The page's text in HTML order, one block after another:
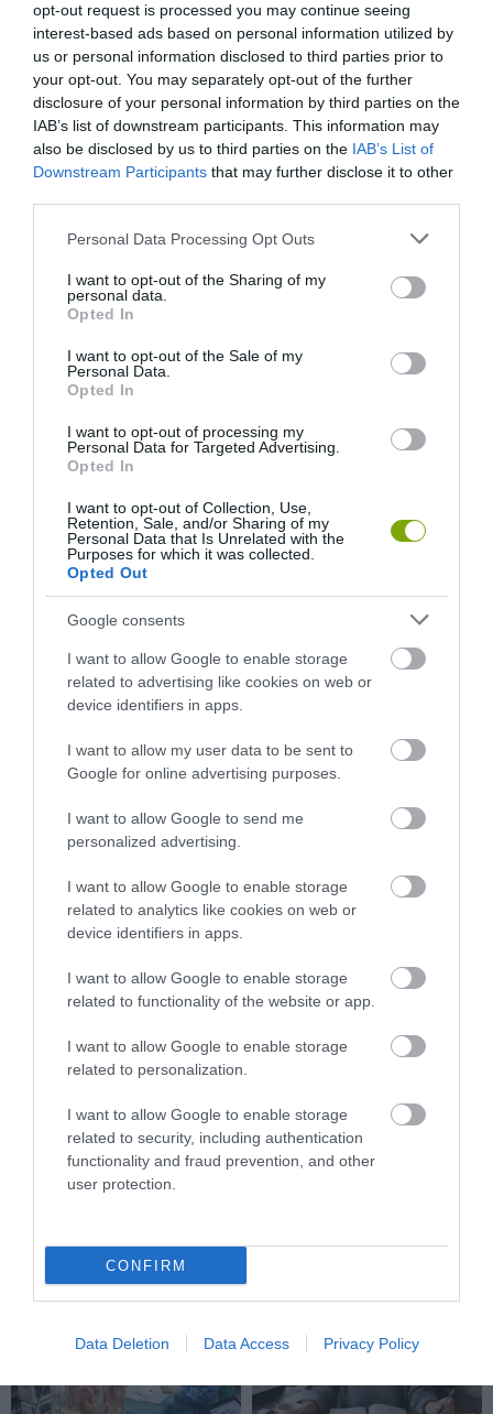
opt-out request is processed you may continue seeing
interest-based ads based on personal information utilized by
us or personal information disclosed to third parties prior to
your opt-out. You may separately opt-out of the further
disclosure of your personal information by third parties on the
IAB’s list of downstream participants. This information may
also be disclosed by us to third parties on the IAB’s List of
Downstream Participants that may further disclose it to other
Please note that this website/app uses one or more Google
not limited to your visit or usage behaviour. You may click to
grant or deny consent to Google and its third-party tags to
use your data for below specified purposes in below Google
consent section.
Personal Data Processing Opt Outs
I want to opt-out of the Sharing of my
personal data.
Opted In
I want to opt-out of the Sale of my
Personal Data.
Opted In
I want to opt-out of processing my
Personal Data for Targeted Advertising.
Opted In
I want to opt-out of Collection, Use,
Retention, Sale, and/or Sharing of my
Personal Data that Is Unrelated with the
Purposes for which it was collected.
Opted Out
Google consents
I want to allow Google to enable storage
related to advertising like cookies on web or
device identifiers in apps.
I want to allow my user data to be sent to
Google for online advertising purposes.
I want to allow Google to send me
personalized advertising.
I want to allow Google to enable storage
related to analytics like cookies on web or
device identifiers in apps.
I want to allow Google to enable storage
related to functionality of the website or app.
I want to allow Google to enable storage
related to personalization.
I want to allow Google to enable storage
related to security, including authentication
functionality and fraud prevention, and other
user protection.
CONFIRM
Data Deletion Data Access Privacy Policy
ELŐZŐ CIKK
KÖVETKEZŐ CIKK
6 NYELV A KIHALÁS SZÉLÉN – HAMAROSAN SENKI SEM
HASONLÓ ÉRDEKESSÉGEK
EGY ELSÜLLYEDT HAJÓ
A RUHA, AMELY TÚLÉLTE A
TENGERT
2026-06-29
EGY ORVOS A VÉGSŐKIG
SEGÍTENI PRÓBÁLT
2026-06-23
ÉVES: AZ EMBER, AKI
MEGTANÍTOTTA A VILÁGNAK,
HOGYAN KELL NÉZNI A
TERMÉSZETET
FÉREGÉRT – CSAK ÉPPEN NEM
AZ OKOZTA A RÁKOT
2026-04-23